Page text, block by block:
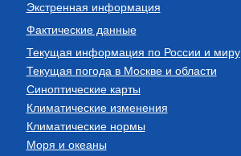
Экстренная информация
Фактические данные
Текущая информация по России и миру
Текущая погода в Москве и области
Синоптические карты
Климатические изменения
Климатические нормы
Моря и океаны